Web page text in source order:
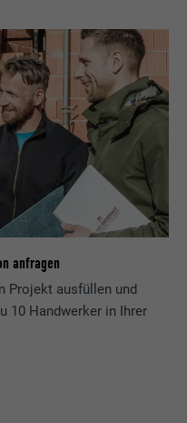
anfragen
Projekt ausfüllen und
10 Handwerker in Ihrer